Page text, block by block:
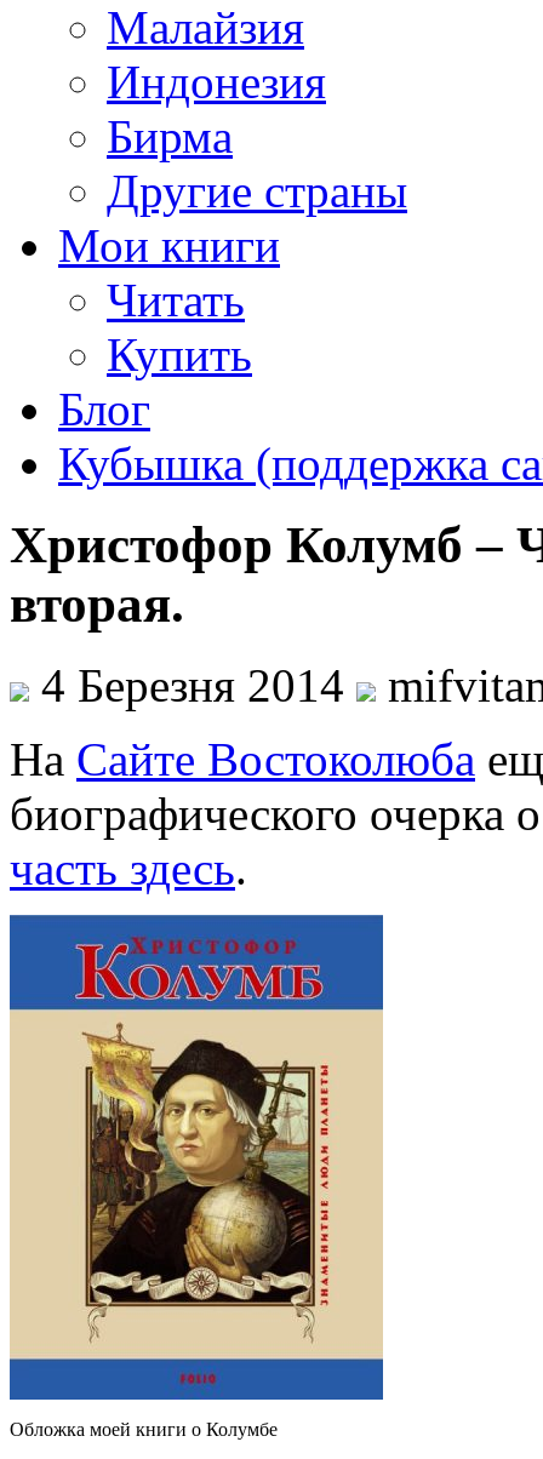
Малайзия
Индонезия
Бирма
Другие страны
Мои книги
Читать
Купить
Блог
Кубышка (поддержка
Христофор Колумб –
вторая.
4 Березня 2014
На Сайте Востоколюба
биографического
часть здесь.
Обложка моей книги о Колумбе